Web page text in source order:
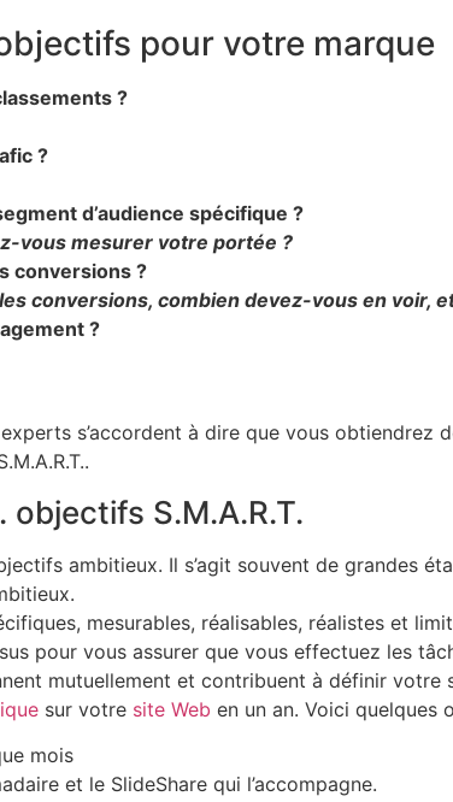
pour votre marque
?
?
d’audience spécifique ?
vous mesurer votre portée ?
conversions ?
conversions, combien devez-vous en voir,
?
s’accordent à dire que vous obtiendrez
S.M.A.R.T.
ambitieux. Il s’agit souvent de grandes
mesurables, réalisables, réalistes et
pour vous assurer que vous effectuez les
mutuellement et contribuent à définir
sur votre site Web en un an. Voici quelques
mois
et le SlideShare qui l’accompagne.